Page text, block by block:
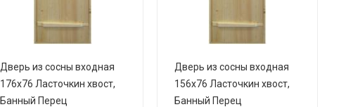
Дверь из сосны входная
176х76 Ласточкин хвост,
Банный Перец
Дверь из сосны входная
156х76 Ласточкин хвост,
Банный Перец